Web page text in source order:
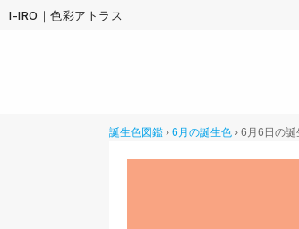
I-IRO｜色彩アトラス
誕生色図鑑 › 6月の誕生色 › 6月6日の誕